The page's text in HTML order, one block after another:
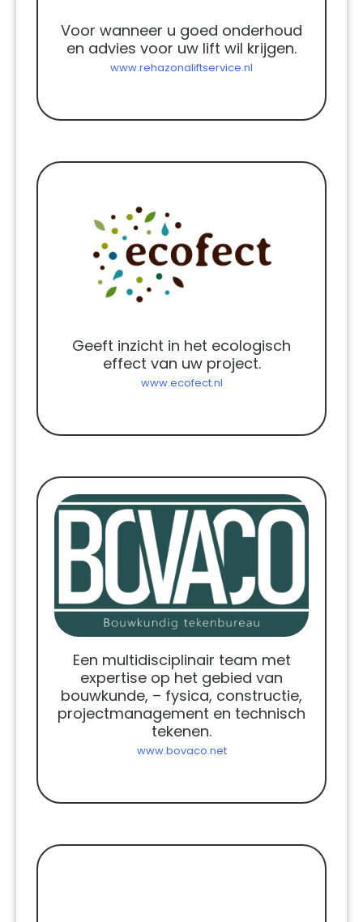
Voor wanneer u goed onderhoud
en advies voor uw lift wil krijgen.
www.rehazonaliftservice.nl
Geeft inzicht in het ecologisch
effect van uw project.
www.ecofect.nl
Een multidisciplinair team met
expertise op het gebied van
bouwkunde, – fysica, constructie,
projectmanagement en technisch
tekenen.
www.bovaco.net